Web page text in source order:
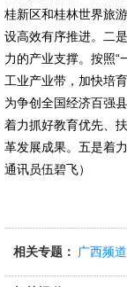
桂新区和桂林世界旅
设高效有序推进。二
力的产业支撑。按照“
工业产业带，加快培
为争创全国经济百强
着力抓好教育优先、
革发展成果。五是着
通讯员伍碧飞）
相关专题： 广西频道